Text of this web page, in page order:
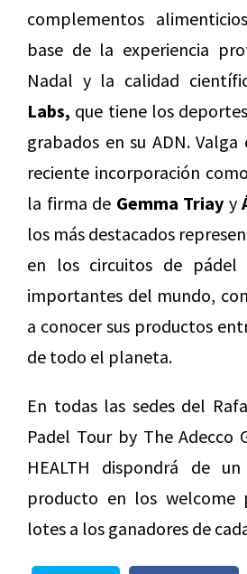
complementos
base de la experiencia
Nadal y la calidad
Labs, que tiene los
grabados en su ADN.
reciente incorporación
la firma de Gemma Triay y
los más destacados
en los circuitos de pádel
importantes del mundo,
a conocer sus productos
de todo el planeta.
En todas las sedes del
Padel Tour by The Adecco
HEALTH dispondrá de
producto en los welcome
lotes a los ganadores de